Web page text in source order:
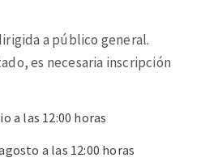
a público general.
es necesaria inscripción
a las 12:00 horas
a las 12:00 horas